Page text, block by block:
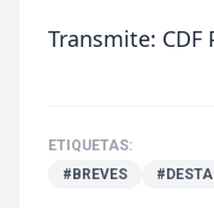
Transmite: CDF
ETIQUETAS:
#BREVES